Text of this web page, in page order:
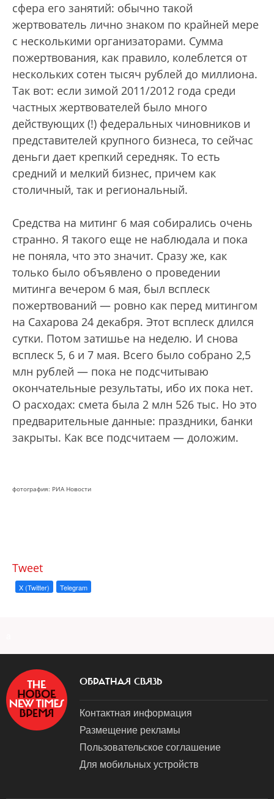
сфера его занятий: обычно такой
жертвователь лично знаком по крайней мере
с несколькими организаторами. Сумма
пожертвования, как правило, колеблется от
нескольких сотен тысяч рублей до миллиона.
Так вот: если зимой 2011/2012 года среди
частных жертвователей было много
действующих (!) федеральных чиновников и
представителей крупного бизнеса, то сейчас
деньги дает крепкий середняк. То есть
средний и мелкий бизнес, причем как
столичный, так и региональный.
Средства на митинг 6 мая собирались очень
странно. Я такого еще не наблюдала и пока
не поняла, что это значит. Сразу же, как
только было объявлено о проведении
митинга вечером 6 мая, был всплеск
пожертвований — ровно как перед митингом
на Сахарова 24 декабря. Этот всплеск длился
сутки. Потом затишье на неделю. И снова
всплеск 5, 6 и 7 мая. Всего было собрано 2,5
млн рублей — пока не подсчитываю
окончательные результаты, ибо их пока нет.
О расходах: смета была 2 млн 526 тыс. Но это
предварительные данные: праздники, банки
закрыты. Как все подсчитаем — доложим.
фотография: РИА Новости
Tweet
X (Twitter) Telegram
ОБРАТНАЯ СВЯЗЬ
Контактная информация
Размещение рекламы
Пользовательское соглашение
Для мобильных устройств